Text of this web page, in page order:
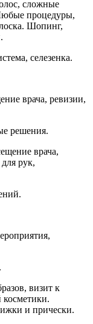
сложные
процедуры,
Шопинг,
селезенка.
врача, ревизии,
решения.
врача,
рук,
визит к
косметики.
и прически.